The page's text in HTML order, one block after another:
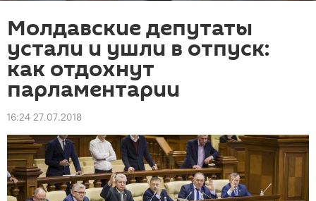
Молдавские депутаты
устали и ушли в отпуск:
как отдохнут
парламентарии
16:24 27.07.2018